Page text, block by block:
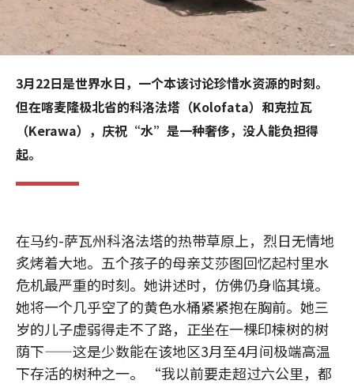
3月22日是世界水日，一个本该讨论珍惜水资源的时刻。
但在喀麦隆极北省的科洛法塔（Kolofata）和克拉瓦
（Kerawa），庆祝“水”是一种奢侈，没人能负担得
起。
在马约-萨瓦州科洛法塔的热带草原上，烈日无情地
炙烤着大地。五个孩子的母亲艾莎图回忆起村里水
危机最严重的时刻。她讲述时，仿佛仍身临其境。
她将一个几乎空了的黄色水桶紧紧抱在胸前。她三
岁的儿子虚弱得走不了路，正坐在一棵印楝树的树
荫下——这是少数能在该地区3月至4月间极端高温
下存活的树种之一。 “我以前要走超过六公里，都